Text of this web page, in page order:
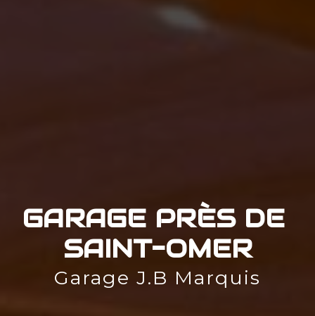
GARAGE PRÈS DE
SAINT-OMER
Garage J.B Marquis